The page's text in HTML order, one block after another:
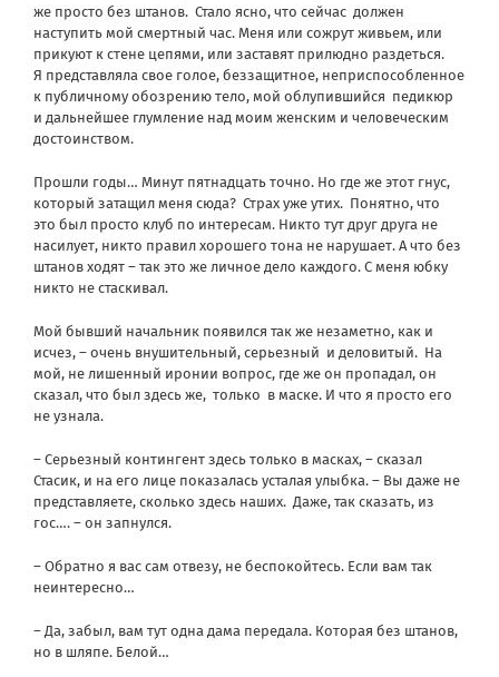
же просто без штанов. Стало ясно, что сейчас должен
наступить мой смертный час. Меня или сожрут живьем, или
прикуют к стене цепями, или заставят прилюдно раздеться.
Я представляла свое голое, беззащитное, неприспособленное
к публичному обозрению тело, мой облупившийся педикюр
и дальнейшее глумление над моим женским и человеческим
достоинством.
Прошли годы… Минут пятнадцать точно. Но где же этот гнус,
который затащил меня сюда? Страх уже утих. Понятно, что
это был просто клуб по интересам. Никто тут друг друга не
насилует, никто правил хорошего тона не нарушает. А что без
штанов ходят – так это же личное дело каждого. С меня юбку
никто не стаскивал.
Мой бывший начальник появился так же незаметно, как и
исчез, – очень внушительный, серьезный и деловитый. На
мой, не лишенный иронии вопрос, где же он пропадал, он
сказал, что был здесь же, только в маске. И что я просто его
не узнала.
– Серьезный контингент здесь только в масках, – сказал
Стасик, и на его лице показалась усталая улыбка. – Вы даже не
представляете, сколько здесь наших. Даже, так сказать, из
гос…. – он запнулся.
– Обратно я вас сам отвезу, не беспокойтесь. Если вам так
неинтересно…
– Да, забыл, вам тут одна дама передала. Которая без штанов,
но в шляпе. Белой…